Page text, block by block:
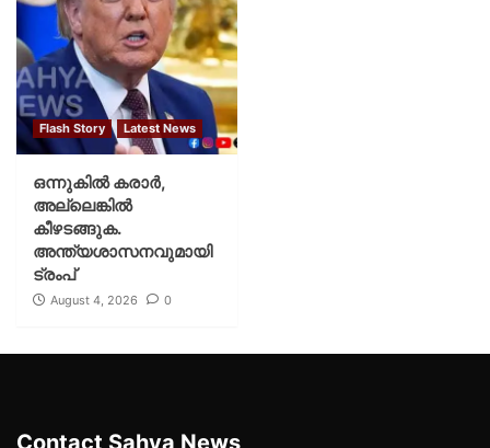
Flash Story Latest News
ഒന്നുകില്‍ കരാര്‍,
അല്ലെങ്കില്‍
കീഴടങ്ങുക.
അന്ത്യശാസനവുമായി
ട്രംപ്
August 4, 2026 0
Contact Sahya News